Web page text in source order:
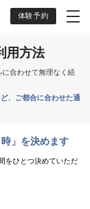
体験予約
用方法
合わせて無理なく続
、ご都合に合わせた通
時」を決めます
をひとつ決めていただ